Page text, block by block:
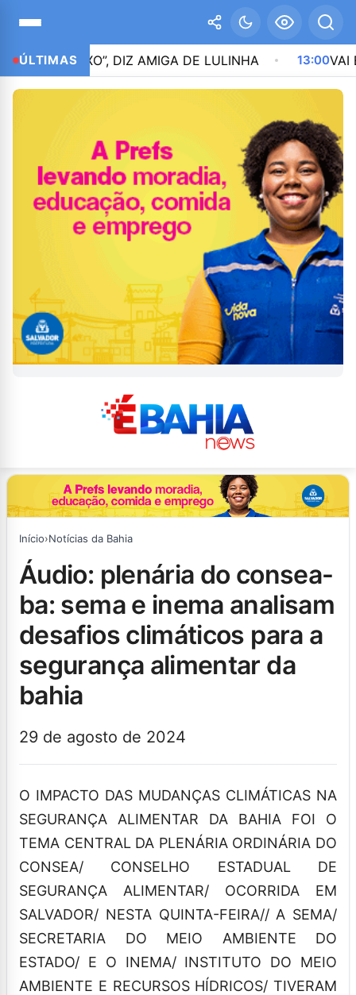
ÚLTIMAS
BAIXO”, DIZ AMIGA DE LULINHA 13:00 VAI
Início›Notícias da Bahia
áudio: plenária do consea-
ba: sema e inema analisam
desafios climáticos para a
segurança alimentar da
bahia
29 de agosto de 2024
O IMPACTO DAS MUDANÇAS CLIMÁTICAS NA
SEGURANÇA ALIMENTAR DA BAHIA FOI O
TEMA CENTRAL DA PLENÁRIA ORDINÁRIA DO
CONSEA/ CONSELHO ESTADUAL DE
SEGURANÇA ALIMENTAR/ OCORRIDA EM
SALVADOR/ NESTA QUINTA-FEIRA// A SEMA/
SECRETARIA DO MEIO AMBIENTE DO
ESTADO/ E O INEMA/ INSTITUTO DO MEIO
AMBIENTE E RECURSOS HÍDRICOS/ TIVERAM